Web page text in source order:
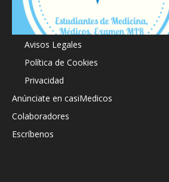
Acerca de
Avisos Legales
Política de Cookies
Privacidad
Anúnciate en casiMedicos
Colaboradores
Escríbenos